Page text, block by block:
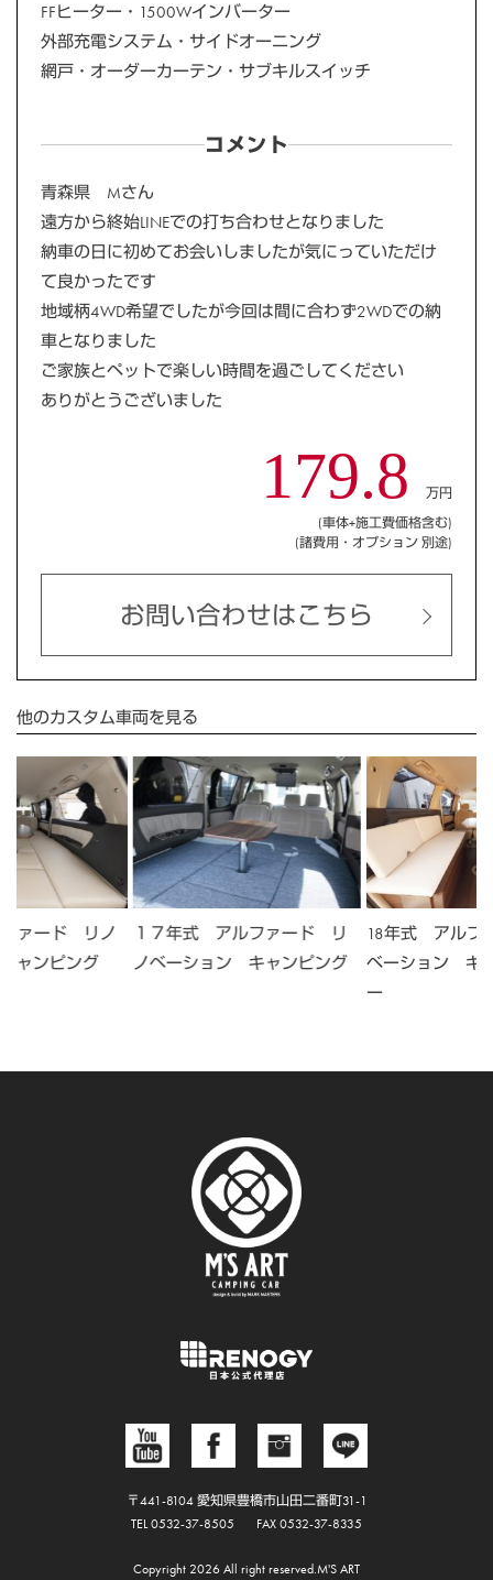
FFヒーター・1500Wインバーター
外部充電システム・サイドオーニング
網戸・オーダーカーテン・サブキルスイッチ
コメント
青森県 Mさん
遠方から終始LINEでの打ち合わせとなりました
納車の日に初めてお会いしましたが気にっていただけ
て良かったです
地域柄4WD希望でしたが今回は間に合わず2WDでの納
車となりました
ご家族とペットで楽しい時間を過ごしてください
ありがとうございました
179.8万円
(車体+施工費価格含む)
(諸費用・オプション 別途)
お問い合わせはこちら
他のカスタム車両を見る
ァード リノ
ャンピング
１７年式 アルファード リ
ノベーション キャンピング
18年式 アルフ
ベーション キ
ー
〒441-8104 愛知県豊橋市山田二番町31-1
TEL 0532-37-8505
FAX 0532-37-8335
Copyright 2026 All right reserved.M'S ART